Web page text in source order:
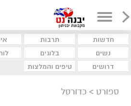
חדשות תרבות
נשים
בלוגים
דרושים
טיפים והמלצות
ספורט > כדורסל